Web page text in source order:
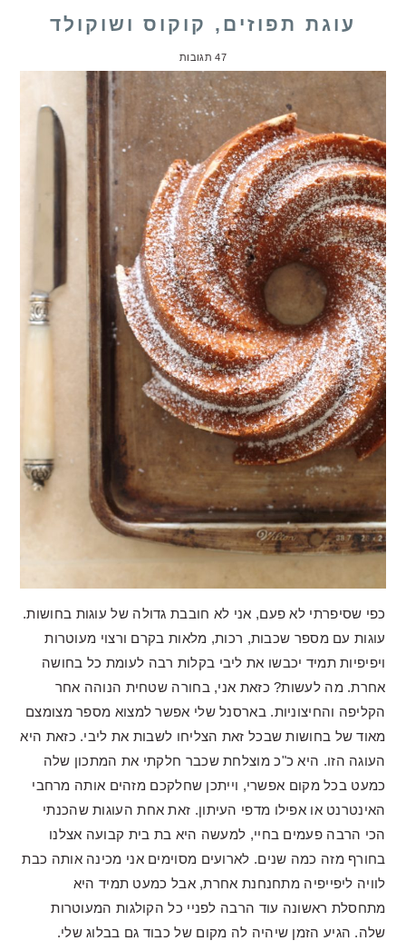
עוגת תפוזים, קוקוס ושוקולד
47 תגובות
כפי שסיפרתי לא פעם, אני לא חובבת גדולה של עוגות בחושות.
עוגות עם מספר שכבות, רכות, מלאות בקרם ורצוי מעוטרות
ויפיפיות תמיד יכבשו את ליבי בקלות רבה לעומת כל בחושה
אחרת. מה לעשות? כזאת אני, בחורה שטחית הנוהה אחר
הקליפה והחיצוניות. בארסנל שלי אפשר למצוא מספר מצומצם
מאוד של בחושות שבכל זאת הצליחו לשבות את ליבי. כזאת היא
העוגה הזו. היא כ"כ מוצלחת שכבר חלקתי את המתכון שלה
כמעט בכל מקום אפשרי, וייתכן שחלקכם מזהים אותה מרחבי
האינטרנט או אפילו מדפי העיתון. זאת אחת העוגות שהכנתי
הכי הרבה פעמים בחיי, למעשה היא בת בית קבועה אצלנו
בחורף מזה כמה שנים. לארועים מסוימים אני מכינה אותה כבת
לוויה ליפייפיה מתחנחנת אחרת, אבל כמעט תמיד היא
מתחסלת ראשונה עוד הרבה לפניי כל הקולגות המעוטרות
שלה. הגיע הזמן שיהיה לה מקום של כבוד גם בבלוג שלי.